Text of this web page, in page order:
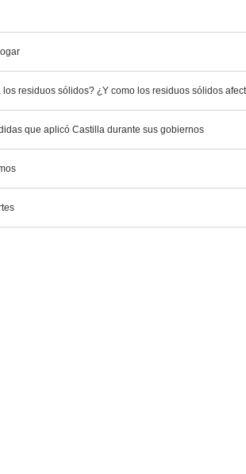
residuos sólidos? ¿Y como los residuos sólidos
que aplicó Castilla durante sus gobiernos